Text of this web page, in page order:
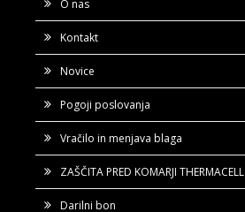
O nas
Kontakt
Novice
Pogoji poslovanja
Vračilo in menjava blaga
ZAŠČITA PRED KOMARJI THERMACELL
Darilni bon